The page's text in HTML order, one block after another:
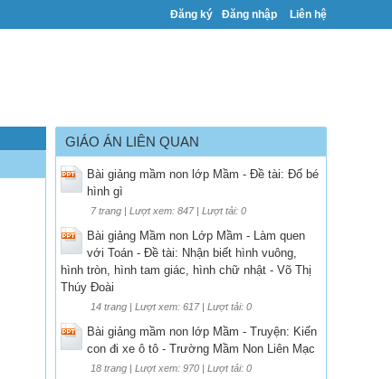
Đăng ký Đăng nhập Liên hệ
GIÁO ÁN LIÊN QUAN
Bài giảng mầm non lớp Mầm - Đề tài: Đố bé
hình gì
7 trang | Lượt xem: 847 | Lượt tải: 0
Bài giảng Mầm non Lớp Mầm - Làm quen
với Toán - Đề tài: Nhận biết hình vuông,
hình tròn, hình tam giác, hình chữ nhật - Võ Thị
Thúy Đoài
14 trang | Lượt xem: 617 | Lượt tải: 0
Bài giảng mầm non lớp Mầm - Truyện: Kiến
con đi xe ô tô - Trường Mầm Non Liên Mạc
18 trang | Lượt xem: 970 | Lượt tải: 0